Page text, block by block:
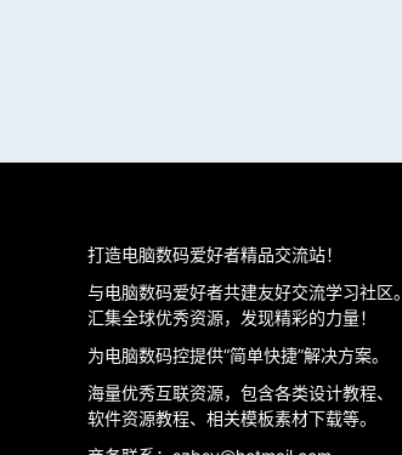
打造电脑数码爱好者精品交流站！
与电脑数码爱好者共建友好交流学习社区。
汇集全球优秀资源，发现精彩的力量！
为电脑数码控提供“简单快捷”解决方案。
海量优秀互联资源，包含各类设计教程、
软件资源教程、相关模板素材下载等。